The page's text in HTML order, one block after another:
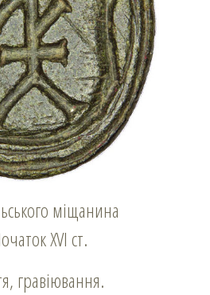
міщанина
XVI ст.
гравіювання.